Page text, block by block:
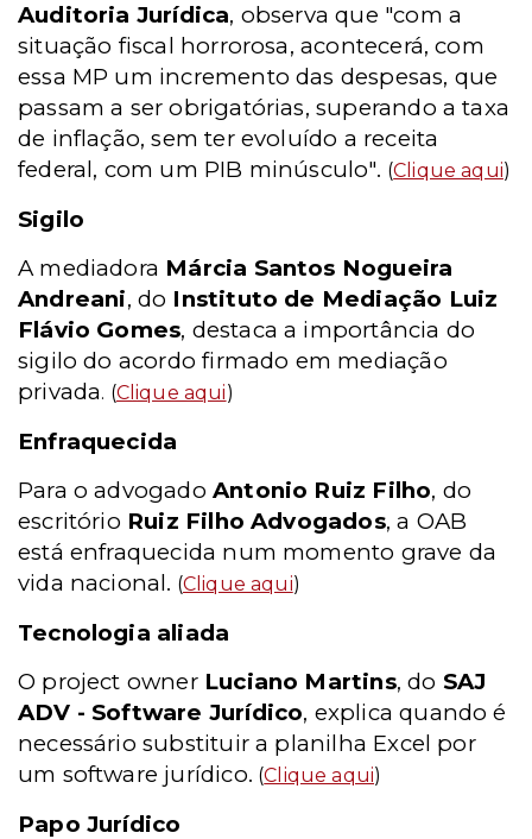
Auditoria Jurídica, observa que "com a
situação fiscal horrorosa, acontecerá, com
essa MP um incremento das despesas, que
passam a ser obrigatórias, superando a taxa
de inflação, sem ter evoluído a receita
federal, com um PIB minúsculo". (Clique aqui)
Sigilo
A mediadora Márcia Santos Nogueira
Andreani, do Instituto de Mediação Luiz
Flávio Gomes, destaca a importância do
sigilo do acordo firmado em mediação
privada. (Clique aqui)
Enfraquecida
Para o advogado Antonio Ruiz Filho, do
escritório Ruiz Filho Advogados, a OAB
está enfraquecida num momento grave da
vida nacional. (Clique aqui)
Tecnologia aliada
O project ownerLuciano Martins, do SAJ
ADV - Software Jurídico, explica quando é
necessário substituir a planilha Excel por
um software jurídico. (Clique aqui)
Papo Jurídico